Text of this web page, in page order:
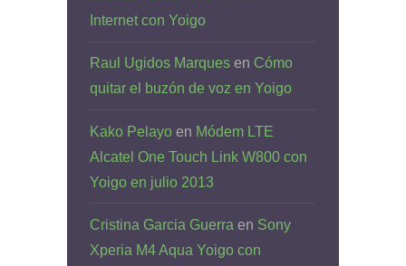
Internet con Yoigo
Raul Ugidos Marques en Cómo
quitar el buzón de voz en Yoigo
Kako Pelayo en Módem LTE
Alcatel One Touch Link W800 con
Yoigo en julio 2013
Cristina Garcia Guerra en Sony
Xperia M4 Aqua Yoigo con